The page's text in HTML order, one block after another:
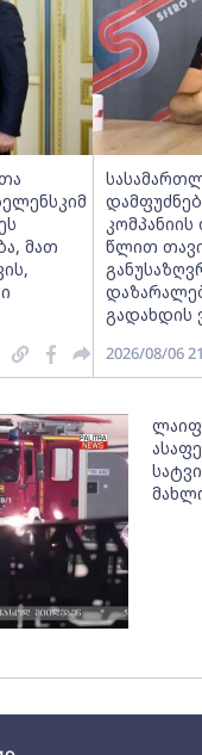
მათ
წლით
გადახდის
2026/08/06